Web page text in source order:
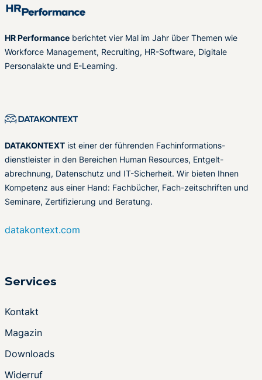
HR Performance berichtet vier Mal im Jahr über Themen wie
Workforce Management, Recruiting, HR-Software, Digitale
Personalakte und E-Learning.
DATAKONTEXT ist einer der führenden Fachinformations-
dienstleister in den Bereichen Human Resources, Entgelt-
abrechnung, Datenschutz und IT-Sicherheit. Wir bieten Ihnen
Kompetenz aus einer Hand: Fachbücher, Fach-zeitschriften und
Seminare, Zertifizierung und Beratung.
datakontext.com
Services
Kontakt
Magazin
Downloads
Widerruf